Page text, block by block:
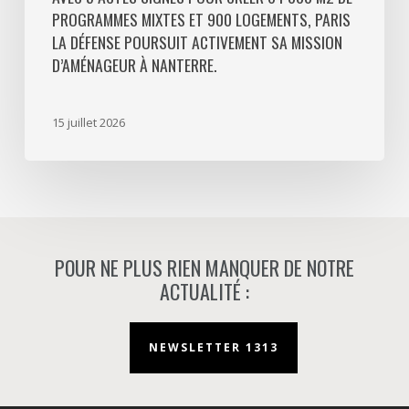
poursuit
activement
PROGRAMMES MIXTES ET 900 LOGEMENTS, PARIS
LA DÉFENSE POURSUIT ACTIVEMENT SA MISSION
D’AMÉNAGEUR À NANTERRE.
15 juillet 2026
POUR NE PLUS RIEN MANQUER DE NOTRE
ACTUALITÉ :
NEWSLETTER 1313